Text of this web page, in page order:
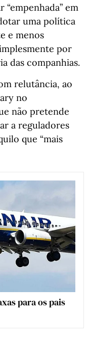
“empenhada” em
uma política
e menos
por
das companhias.
relutância, ao
no
não pretende
a reguladores
que “mais
para os pais